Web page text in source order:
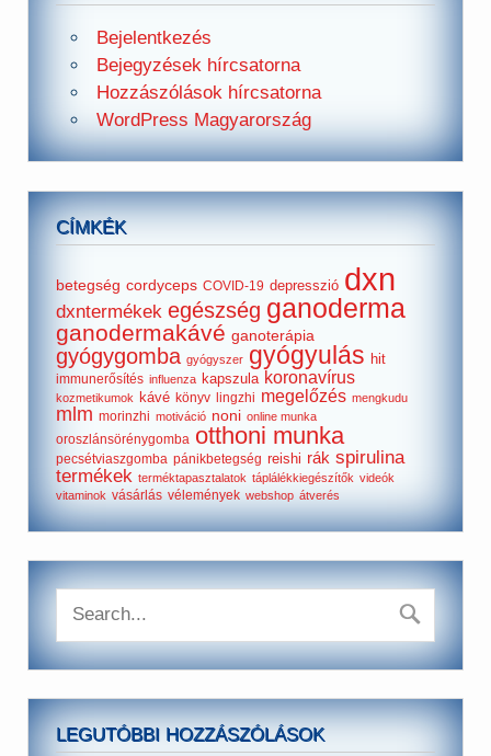
Bejelentkezés
Bejegyzések hírcsatorna
Hozzászólások hírcsatorna
WordPress Magyarország
CÍMKÉK
betegség cordyceps COVID-19 depresszió dxn
dxntermékek egészség ganoderma
ganodermakávé ganoterápia
gyógygomba gyógyszer gyógyulás hit
immunerősítés influenza kapszula koronavírus
kozmetikumok kávé könyv lingzhi megelőzés mengkudu
mlm morinzhi motiváció noni online munka
oroszlánsörénygomba otthoni munka
pecsétviaszgomba pánikbetegség reishi rák spirulina
termékek terméktapasztalatok táplálékkiegészítők videók
vitaminok vásárlás vélemények webshop átverés
LEGUTÓBBI HOZZÁSZÓLÁSOK